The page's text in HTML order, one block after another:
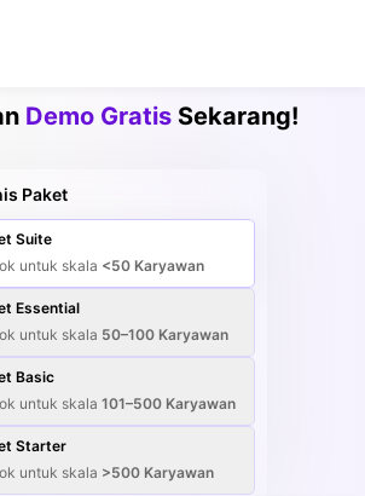
Demo GratisSekarang!
Paket
Suite
untuk skala <50 Karyawan
Essential
untuk skala 50–100 Karyawan
Basic
untuk skala 101–500 Karyawan
Starter
untuk skala >500 Karyawan